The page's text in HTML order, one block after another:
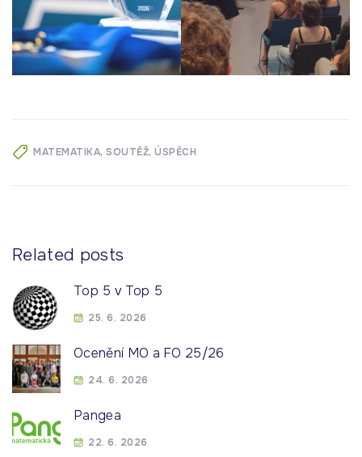
MATEMATIKA SOUTĚŽ ÚSPĚCH
Related posts
Top 5 v Top 5
25. 6. 2026
Ocenění MO a FO 25/26
24. 6. 2026
Pangea
22. 6. 2026